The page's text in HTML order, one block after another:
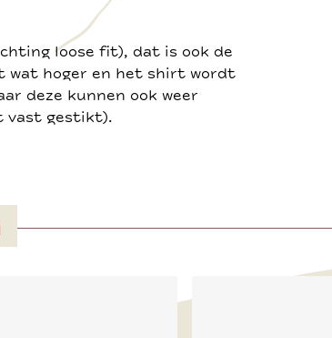
loose fit), dat is ook de
wat hoger en het shirt wordt
deze kunnen ook weer
vast gestikt).